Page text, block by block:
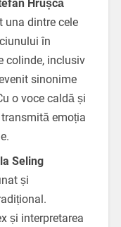
Hrușcă
una dintre cele
în
colinde, inclusiv
sinonime
o voce caldă și
emoția
Seling
și
și interpretarea